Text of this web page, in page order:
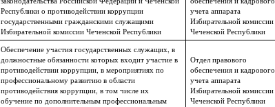
Республики о противодействии коррупции
государственными гражданскими служащими
Избирательной комиссии Чеченской Республики
учета аппарата
Избирательной комиссии
Чеченской Республики
Обеспечение участия государственных служащих, в
должностные обязанности которых входит участие в
противодействии коррупции, в мероприятиях по
профессиональному развитию в области
противодействия коррупции, в том числе их
обучение по дополнительным профессиональным
Отдел правового
обеспечения и кадрового
учета аппарата
Избирательной комиссии
Чеченской Республики